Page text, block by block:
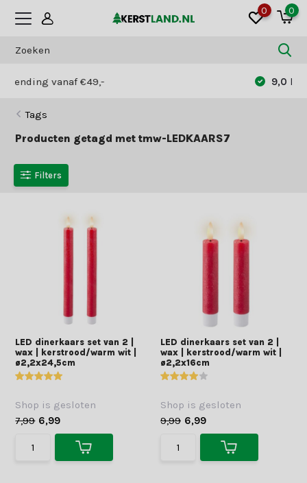
0 0
Tags
Producten getagd met tmw-LEDKAARS7
Filters
LED dinerkaars set van 2 |
wax | kerstrood/warm wit |
ø2,2x24,5cm
Shop is gesloten
7,99 6,99
LED dinerkaars set van 2 |
wax | kerstrood/warm wit |
ø2,2x16cm
Shop is gesloten
9,99 6,99